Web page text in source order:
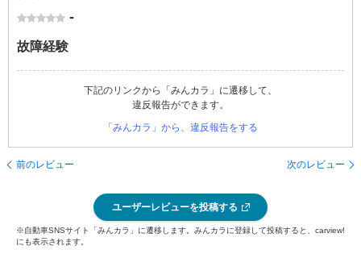
-
故障経験
下記のリンクから「みんカラ」に遷移して、
違反報告ができます。
「みんカラ」から、違反報告をする
前のレビュー 次のレビュー
ユーザーレビューを投稿する
※自動車SNSサイト「みんカラ」に遷移します。みんカラに登録して投稿すると、carview!
にも表示されます。